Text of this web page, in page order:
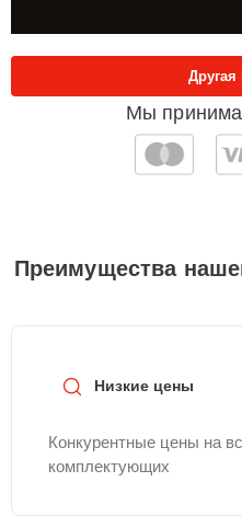
Мы
Преимущества
Низкие цены
Конкурентные цены на
комплектующих